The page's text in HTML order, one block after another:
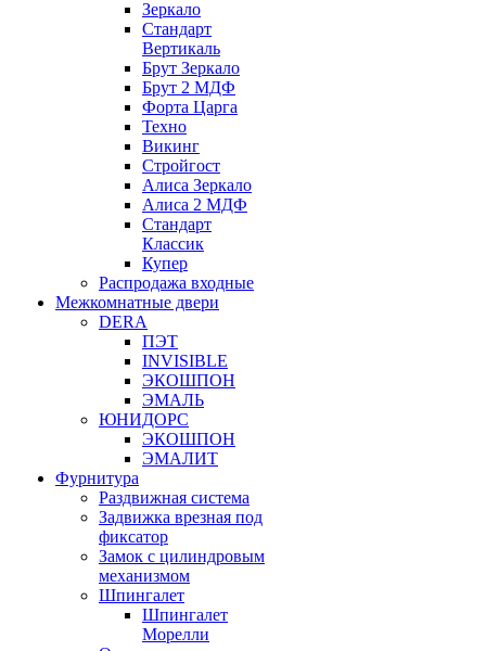
Зеркало
Стандарт
Вертикаль
Брут Зеркало
Брут 2 МДФ
Форта Царга
Техно
Викинг
Стройгост
Алиса Зеркало
Алиса 2 МДФ
Стандарт
Классик
Купер
Распродажа входные
Межкомнатные двери
DERA
ПЭТ
INVISIBLE
ЭКОШПОН
ЭМАЛЬ
ЮНИДОРС
ЭКОШПОН
ЭМАЛИТ
Фурнитура
Раздвижная система
Задвижка врезная под
фиксатор
Замок с цилиндровым
механизмом
Шпингалет
Шпингалет
Морелли